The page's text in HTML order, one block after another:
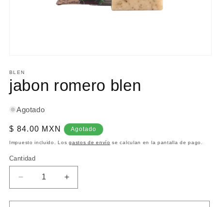
multimedia
1
en
una
modal
BLEN
jabon romero blen
Agotado
Precio
habitual
$ 84.00 MXN Agotado
Impuesto incluido. Losgastos de envío se calculan en la pantalla de pago.
Cantidad
Reducir
cantidad
para
Aumentar
cantidad
para